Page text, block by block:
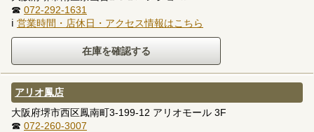
☎ 072-292-1631
ℹ 営業時間・店休日・アクセス情報はこちら
アリオ鳳店
大阪府堺市西区鳳南町3-199-12 アリオモール 3F
☎ 072-260-3007